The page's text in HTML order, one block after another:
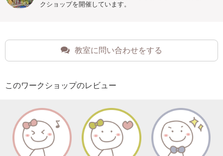
クショップを開催しています。
教室に問い合わせをする
このワークショップのレビュー